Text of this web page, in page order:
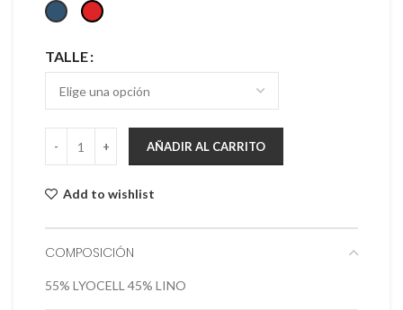
TALLE
AÑADIR AL CARRITO
Add to wishlist
COMPOSICIÓN
55% LYOCELL 45% LINO